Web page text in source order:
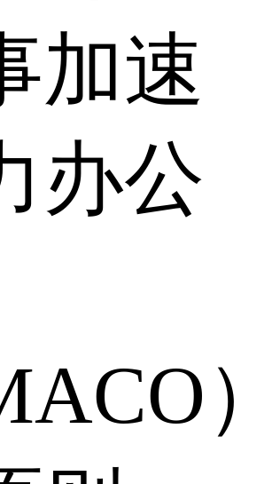
加速
办公